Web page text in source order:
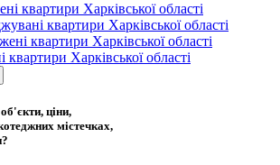
квартири Харківської області
квартири Харківської області
квартири Харківської області
квартири Харківської області
ціни,
містечках,